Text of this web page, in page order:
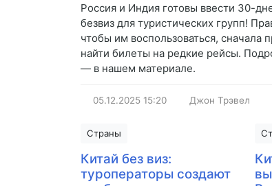
Россия и Индия готовы ввести 30-
безвиз для туристических групп!
чтобы им воспользоваться, сначала
найти билеты на редкие рейсы.
— в нашем материале.
05.12.2025 15:20 Джон Трэвел
Страны
Китай без виз:
туроператоры создают